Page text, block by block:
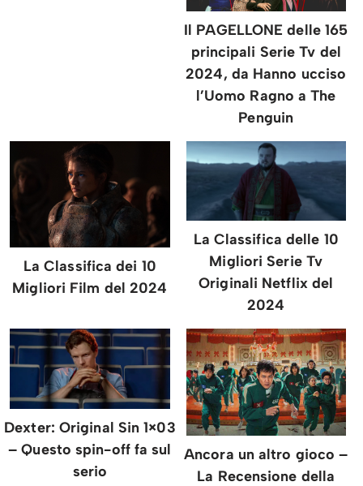
Il PAGELLONE delle 165
principali Serie Tv del
2024, da Hanno ucciso
l’Uomo Ragno a The
Penguin
La Classifica dei 10
Migliori Film del 2024
La Classifica delle 10
Migliori Serie Tv
Originali Netflix del
2024
Dexter: Original Sin 1×03
– Questo spin-off fa sul
serio
Ancora un altro gioco –
La Recensione della